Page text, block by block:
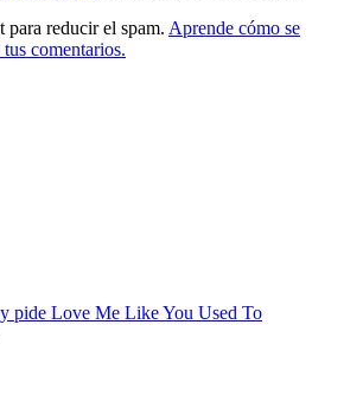
para reducir el spam. Aprende cómo se
comentarios.
pide Love Me Like You Used To